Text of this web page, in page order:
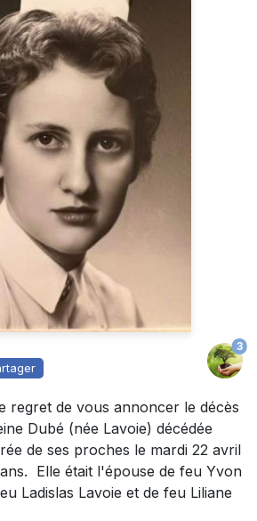
3
regret de vous annoncer le décès
Dubé (née Lavoie) décédée
de ses proches le mardi 22 avril
ans. Elle était l'épouse de feu Yvon
Ladislas Lavoie et de feu Liliane